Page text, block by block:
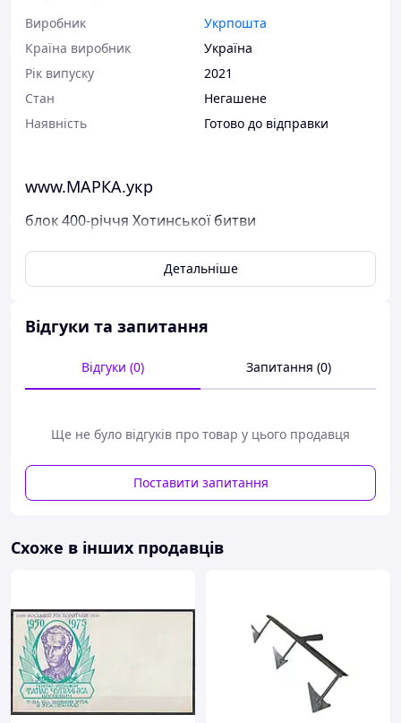
Виробник
Укрпошта
Країна виробник
Україна
Рік випуску
2021
Стан
Негашене
Наявність
Готово до відправки
www.МАРКА.укр
блок 400-річчя Хотинської битви
Поштові марки України
Марка була випущена в обіг 2 вересня 2021 р.
Виставлені на продаж марки України чисті, у
Перед відправкою ми надійно упаковуємо марки у
щільний картон, щоб унеможливити пошкодження при
Дивіться тут всі наявні марки Пошти України.
Варіанти оплати:
- Післяплата Нової Пошти;
- Кредитною карткою Visa/Mastercard.
- Укрпошта.
Детальніше
Відгуки та запитання
Відгуки (0) Запитання (0)
Ще не було відгуків про товар у цього продавця
Поставити запитання
Схоже в інших продавців